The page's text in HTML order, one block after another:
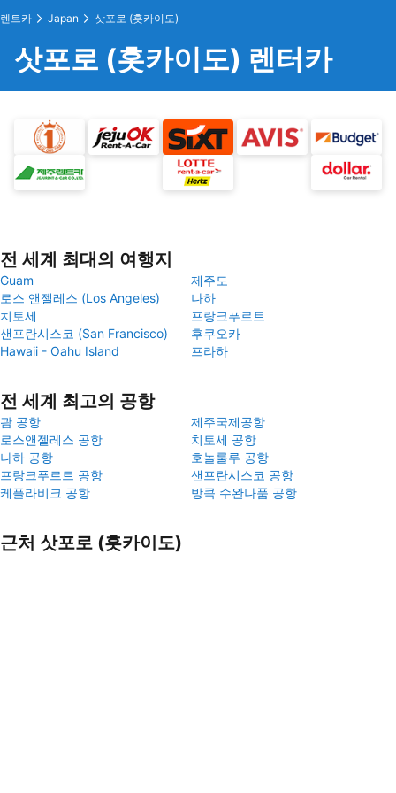
렌트카 Japan 삿포로 (홋카이도)
삿포로 (홋카이도) 렌터카
전 세계 최대의 여행지
Guam
제주도
로스 앤젤레스 (Los Angeles)
나하
치토세
프랑크푸르트
샌프란시스코 (San Francisco)
후쿠오카
Hawaii - Oahu Island
프라하
전 세계 최고의 공항
괌 공항
제주국제공항
로스앤젤레스 공항
치토세 공항
나하 공항
호놀룰루 공항
프랑크푸르트 공항
샌프란시스코 공항
케플라비크 공항
방콕 수완나품 공항
근처 삿포로 (홋카이도)